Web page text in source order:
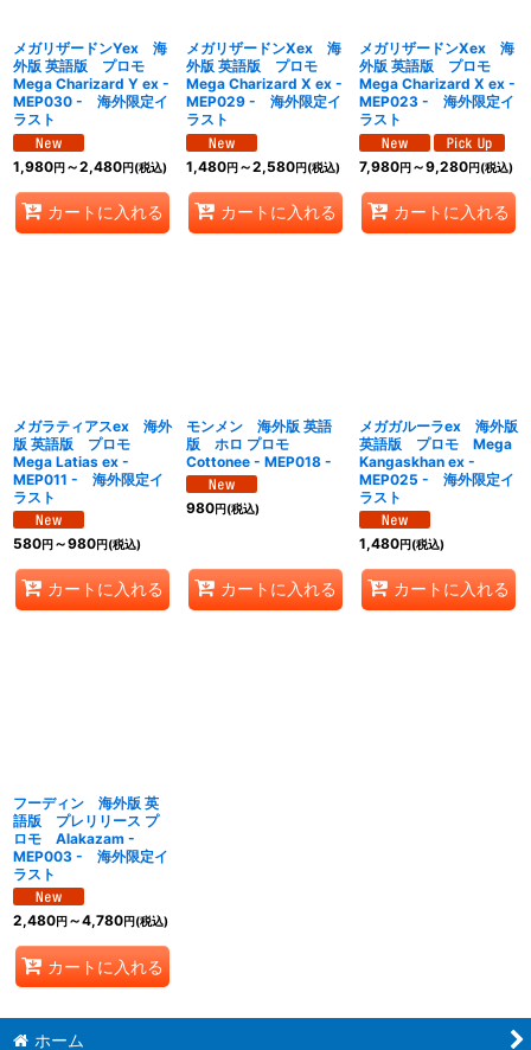
メガリザードンYex 海
外版 英語版 プロモ
Mega Charizard Y ex -
MEP030 - 海外限定イ
ラスト
1,980円～2,480円(税込)
カートに入れる
メガリザードンXex 海
外版 英語版 プロモ
Mega Charizard X ex -
MEP029 - 海外限定イ
ラスト
1,480円～2,580円(税込)
カートに入れる
メガリザードンXex 海
外版 英語版 プロモ
Mega Charizard X ex -
MEP023 - 海外限定イ
ラスト
7,980円～9,280円(税込)
カートに入れる
メガラティアスex 海外
版 英語版 プロモ
Mega Latias ex -
MEP011 - 海外限定イ
ラスト
580円～980円(税込)
カートに入れる
モンメン 海外版 英語
版 ホロ プロモ
Cottonee - MEP018 -
980円(税込)
カートに入れる
メガガルーラex 海外版
英語版 プロモ Mega
Kangaskhan ex -
MEP025 - 海外限定イ
ラスト
1,480円(税込)
カートに入れる
フーディン 海外版 英
語版 プレリリース プ
ロモ Alakazam -
MEP003 - 海外限定イ
ラスト
2,480円～4,780円(税込)
カートに入れる
ホーム